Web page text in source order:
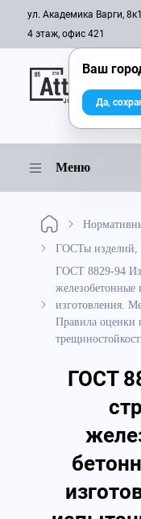
ул. Академика Варги,
4 этаж, офис 421
Онлайн-
Меню
ГОСТы изделий,
ГОСТ 8829-94
железобетонные
изготовления.
Правила оценки
ГОСТ
Ваш
Да,